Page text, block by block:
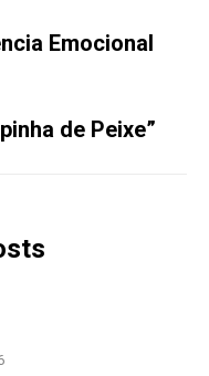
Emocional
de Peixe”